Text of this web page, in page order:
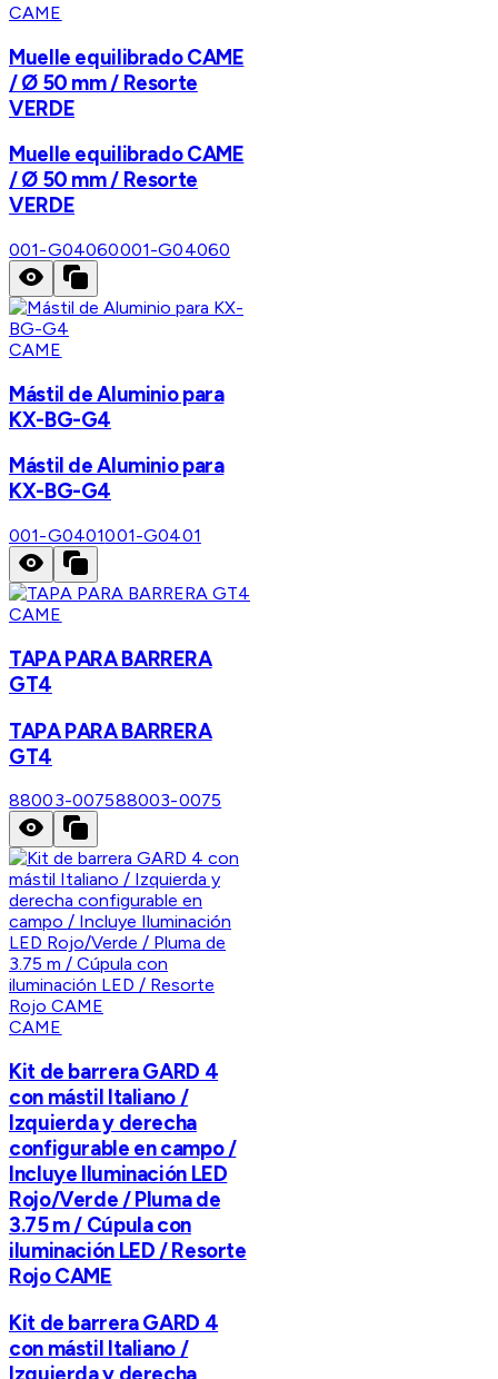
CAME
Muelle equilibrado CAME
/ Ø 50 mm / Resorte
VERDE
Muelle equilibrado CAME
/ Ø 50 mm / Resorte
VERDE
001-G04060001-G04060
CAME
Mástil de Aluminio para
KX-BG-G4
Mástil de Aluminio para
KX-BG-G4
001-G0401001-G0401
CAME
TAPA PARA BARRERA
GT4
TAPA PARA BARRERA
GT4
88003-007588003-0075
CAME
Kit de barrera GARD 4
con mástil Italiano /
Izquierda y derecha
configurable en campo /
Incluye Iluminación LED
Rojo/Verde / Pluma de
3.75 m / Cúpula con
iluminación LED / Resorte
Rojo CAME
Kit de barrera GARD 4
con mástil Italiano /
Izquierda y derecha